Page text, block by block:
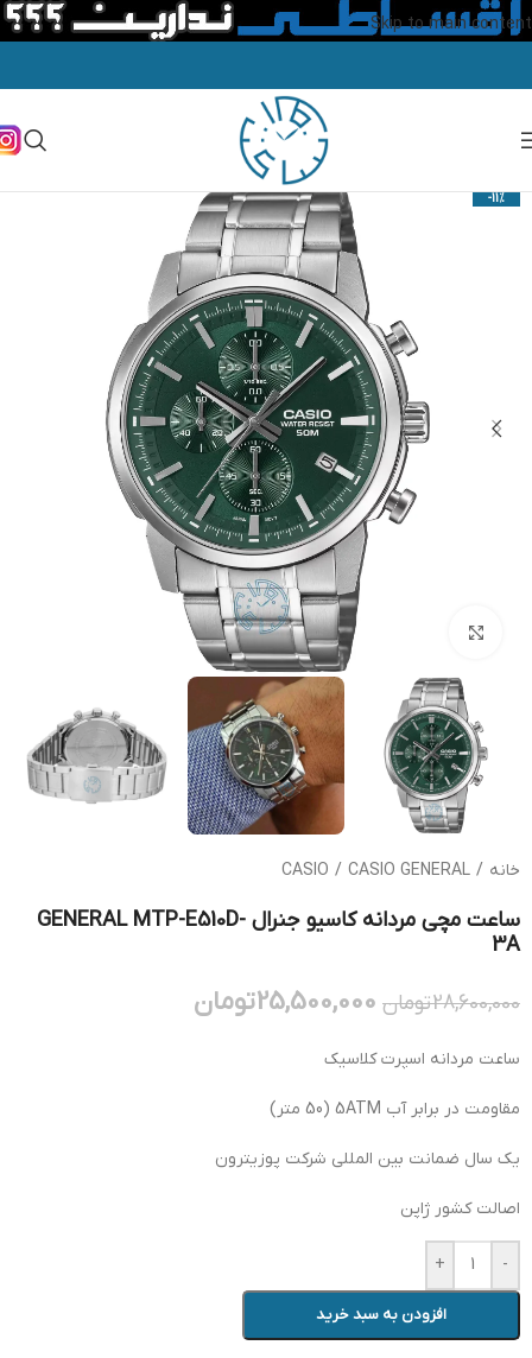
Skip to main content
-11%
بزرگنمایی تصویر
خانه /
CASIO / CASIO GENERAL
ساعت مچی مردانه کاسیو جنرال GENERAL MTP-E510D-
3A
28,600,000تومان 25,500,000تومان
ساعت مردانه اسپرت کلاسیک
مقاومت در برابر آب 5ATM (50 متر)
یک سال ضمانت بین المللی شرکت پوزیترون
اصالت کشور ژاپن
-
+
افزودن به سبد خرید